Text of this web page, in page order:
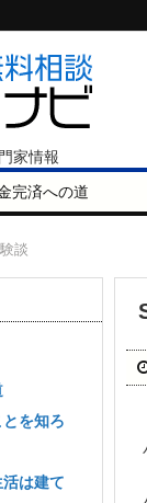
家情報
完済への道
談
を知ろ
は建て